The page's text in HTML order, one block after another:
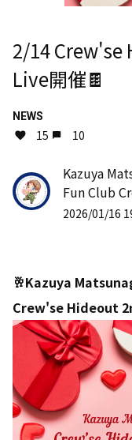
2/14 Crew'se
Live開催🍫
NEWS
15 10
Kazuya
Fun Club
2026/01/16
🥂Kazuya
Crew'se Hideout